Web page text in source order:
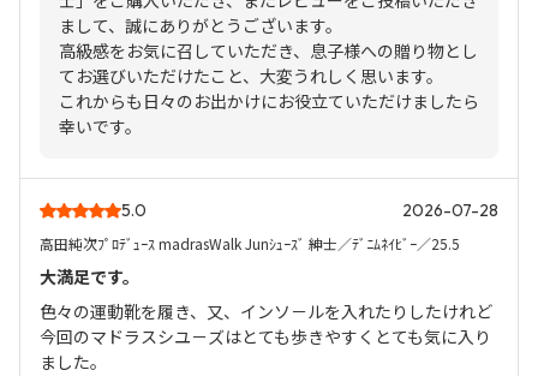
まして、誠にありがとうございます。
高級感をお気に召していただき、息子様への贈り物とし
てお選びいただけたこと、大変うれしく思います。
これからも日々のお出かけにお役立ていただけましたら
幸いです。
5.0 2026-07-28
高田純次ﾌﾟﾛﾃﾞｭｰｽ madrasWalk Junｼｭｰｽﾞ 紳士／ﾃﾞﾆﾑﾈｲﾋﾞｰ／25.5
大満足です。
色々の運動靴を履き、又、インソ－ルを入れたりしたけれど
今回のマドラスシユ－ズはとても歩きやすくとても気に入り
ました。